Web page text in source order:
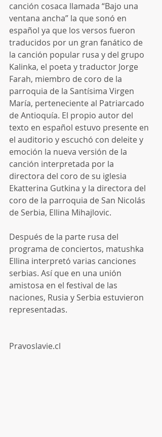
canción cosaca llamada “Bajo una
ventana ancha” la que sonó en
español ya que los versos fueron
traducidos por un gran fanático de
la canción popular rusa y del grupo
Kalinka, el poeta y traductor Jorge
Farah, miembro de coro de la
parroquia de la Santísima Virgen
María, perteneciente al Patriarcado
de Antioquía. El propio autor del
texto en español estuvo presente en
el auditorio y escuchó con deleite y
emoción la nueva versión de la
canción interpretada por la
directora del coro de su iglesia
Ekatterina Gutkina y la directora del
coro de la parroquia de San Nicolás
de Serbia, Ellina Mihajlovic.
Después de la parte rusa del
programa de conciertos, matushka
Ellina interpretó varias canciones
serbias. Así que en una unión
amistosa en el festival de las
naciones, Rusia y Serbia estuvieron
representadas.
Pravoslavie.cl